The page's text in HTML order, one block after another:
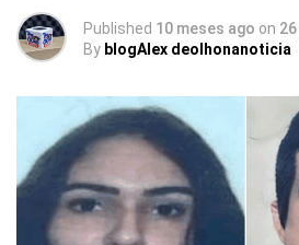
Published 10 meses ago on
By blogAlex deolhonanoticia